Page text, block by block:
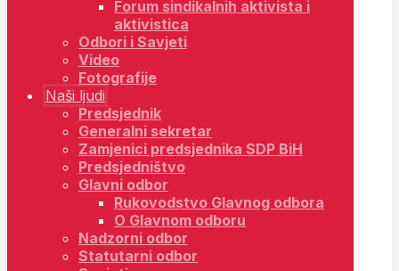
Forum sindikalnih aktivista i
aktivistica
Odbori i Savjeti
Video
Fotografije
Naši ljudi
Predsjednik
Generalni sekretar
Zamjenici predsjednika SDP BiH
Predsjedništvo
Glavni odbor
Rukovodstvo Glavnog odbora
O Glavnom odboru
Nadzorni odbor
Statutarni odbor